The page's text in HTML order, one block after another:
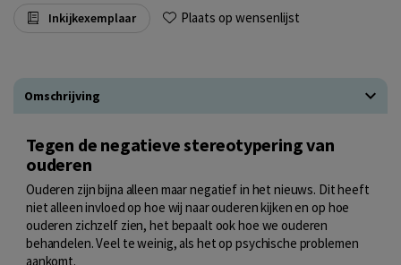
Inkijkexemplaar Plaats op wensenlijst
Omschrijving
Tegen de negatieve stereotypering van
ouderen
Ouderen zijn bijna alleen maar negatief in het nieuws. Dit heeft
niet alleen invloed op hoe wij naar ouderen kijken en op hoe
ouderen zichzelf zien, het bepaalt ook hoe we ouderen
behandelen. Veel te weinig, als het op psychische problemen
aankomt.